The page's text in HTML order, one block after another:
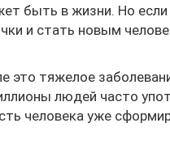
быть в жизни. Но если
и стать новым
это тяжелое
людей часто
человека уже